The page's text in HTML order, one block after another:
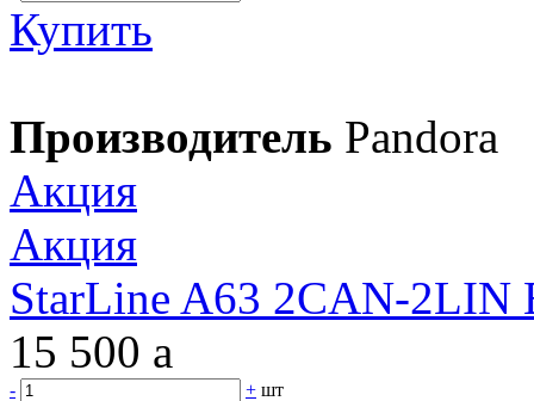
Купить
Производитель Pandora
Акция
Акция
StarLine A63 2CAN-2LIN
15 500 a
- + шт